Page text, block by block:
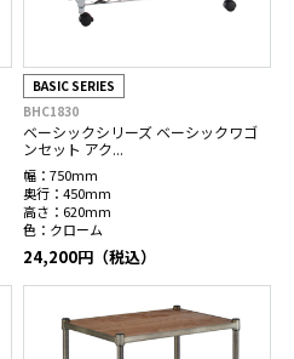
BASIC SERIES
BHC1830
ベーシックシリーズ ベーシックワゴ
ンセット アク...
幅： 750mm
奥行： 450mm
高さ： 620mm
色： クローム
24,200円（税込）